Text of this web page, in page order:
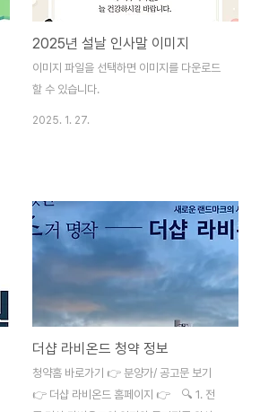
2025년 설날 인사말 이미지
이미지 파일을 선택하면 이미지를 다운로드
할 수 있습니다.
2025. 1. 27.
더샵 라비온드 청약 정보
청약홈 바로가기 👉 분양가/ 공고문 보기
👉 더샵 라비온드 홈페이지 👉 🔍 1. 전